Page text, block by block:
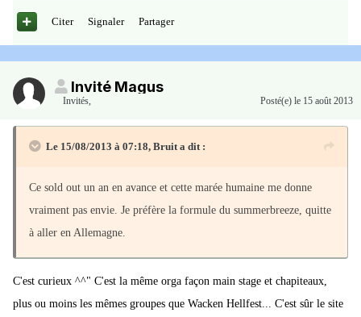
Citer Signaler Partager
Invité Magus
Invités, Posté(e) le 15 août 2013
Le 15/08/2013 à 07:18, Bruit a dit :
Ce sold out un an en avance et cette marée humaine me donne
vraiment pas envie. Je préfère la formule du summerbreeze, quitte
à aller en Allemagne.
C'est curieux ^^" C'est la même orga façon main stage et chapiteaux,
plus ou moins les mêmes groupes que Wacken Hellfest... C'est sûr le site